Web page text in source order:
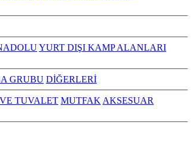
YURT DIŞI KAMP ALANLARI
GRUBU DİĞERLERİ
TUVALET MUTFAK AKSESUAR